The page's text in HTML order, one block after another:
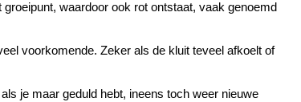
waardoor ook rot ontstaat, vaak genoemd
voorkomende. Zeker als de kluit teveel afkoelt of
je maar geduld hebt, ineens toch weer nieuwe